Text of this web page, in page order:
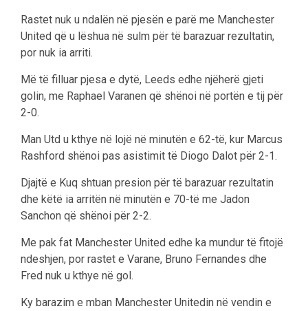
Rastet nuk u ndalën në pjesën e parë me Manchester
United që u lëshua në sulm për të barazuar rezultatin,
por nuk ia arriti.
Më të filluar pjesa e dytë, Leeds edhe njëherë gjeti
golin, me Raphael Varanen që shënoi në portën e tij për
2-0.
Man Utd u kthye në lojë në minutën e 62-të, kur Marcus
Rashford shënoi pas asistimit të Diogo Dalot për 2-1.
Djajtë e Kuq shtuan presion për të barazuar rezultatin
dhe këtë ia arritën në minutën e 70-të me Jadon
Sanchon që shënoi për 2-2.
Me pak fat Manchester United edhe ka mundur të fitojë
ndeshjen, por rastet e Varane, Bruno Fernandes dhe
Fred nuk u kthye në gol.
Ky barazim e mban Manchester Unitedin në vendin e